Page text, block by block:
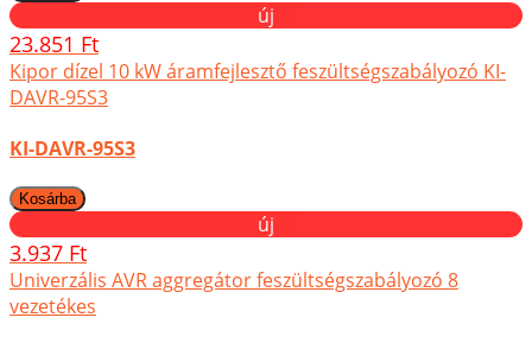
új
23.851 Ft
Kipor dízel 10 kW áramfejlesztő feszültségszabályozó KI-
DAVR-95S3
KI-DAVR-95S3
új
3.937 Ft
Univerzális AVR aggregátor feszültségszabályozó 8
vezetékes